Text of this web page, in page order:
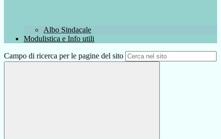
Albo Sindacale
Modulistica e Info utili
Campo di ricerca per le pagine del sito